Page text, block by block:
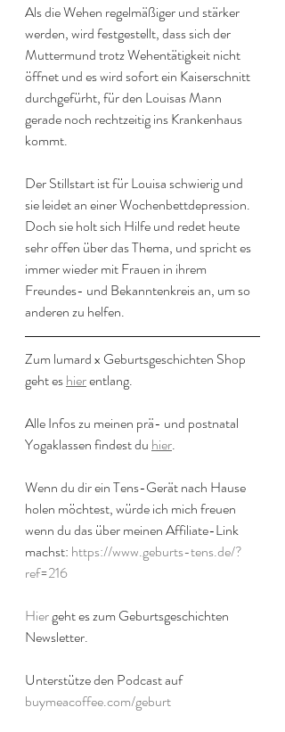
Als die Wehen regelmäßiger und stärker
werden, wird festgestellt, dass sich der
Muttermund trotz Wehentätigkeit nicht
öffnet und es wird sofort ein Kaiserschnitt
durchgefürht, für den Louisas Mann
gerade noch rechtzeitig ins Krankenhaus
kommt.
Der Stillstart ist für Louisa schwierig und
sie leidet an einer Wochenbettdepression.
Doch sie holt sich Hilfe und redet heute
sehr offen über das Thema, und spricht es
immer wieder mit Frauen in ihrem
Freundes- und Bekanntenkreis an, um so
anderen zu helfen.
Zum lumard x Geburtsgeschichten Shop
geht es hier entlang.
Alle Infos zu meinen prä- und postnatal
Yogaklassen findest du hier.
Wenn du dir ein Tens-Gerät nach Hause
holen möchtest, würde ich mich freuen
wenn du das über meinen Affiliate-Link
machst: https://www.geburts-tens.de/?
ref=216
Hier geht es zum Geburtsgeschichten
Newsletter.
Unterstütze den Podcast auf
buymeacoffee.com/geburt